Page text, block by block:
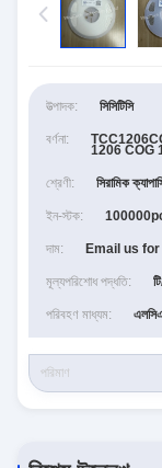
উত্পাদক: সিসিটিসি
বর্ণনা:
1206 COG
শ্রেণী: সিরামিক
ইন-স্টক:
দাম: Email us
মূল্যপরিশোধ পদ্ধতি:
পরিবহণ মাধ্যম: